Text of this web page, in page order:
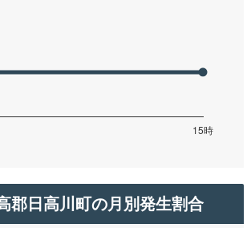
郡日高川町の月別発生割合